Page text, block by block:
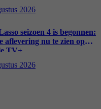
2026
seizoen 4 is begonnen:
aflevering nu te zien op
TV+
2026